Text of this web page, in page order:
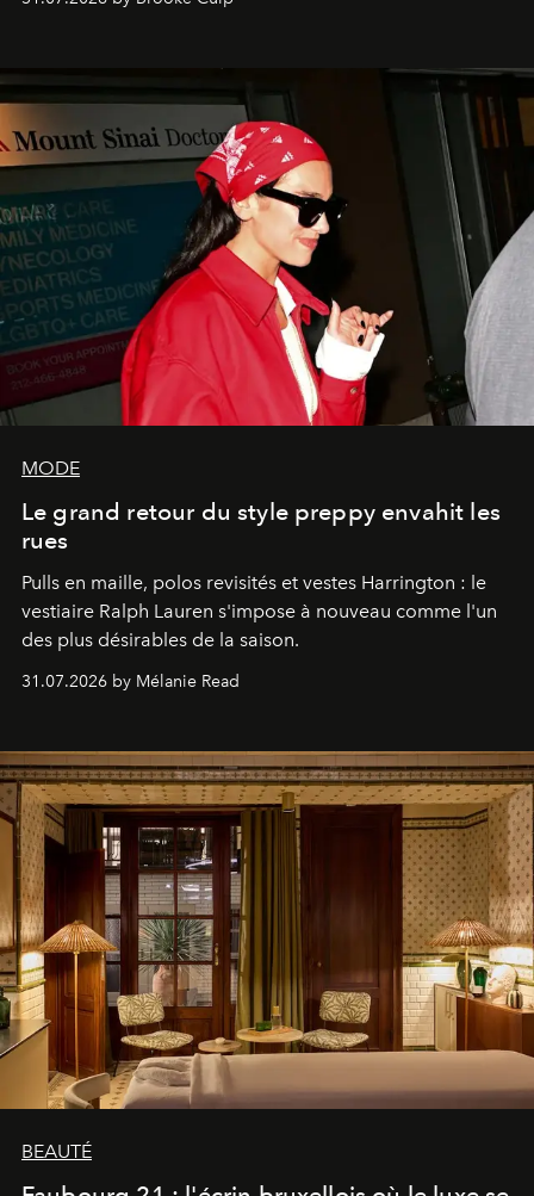
MODE
Le grand retour du style preppy envahit les
rues
Pulls en maille, polos revisités et vestes Harrington : le
vestiaire Ralph Lauren s'impose à nouveau comme l'un
des plus désirables de la saison.
31.07.2026 by Mélanie Read
BEAUTÉ